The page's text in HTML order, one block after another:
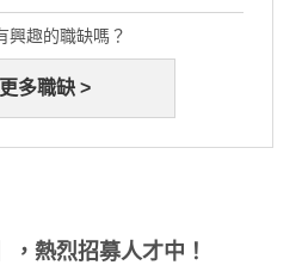
興趣的職缺嗎？
多職缺 >
，熱烈招募人才中！